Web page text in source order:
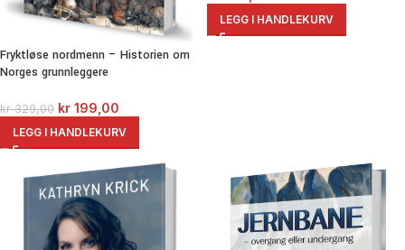
Fryktløse nordmenn – Historien om
Norges grunnleggere
kr329,00 kr 199,00
LEGG I HANDLEKURV
LEGG I HANDLEKURV